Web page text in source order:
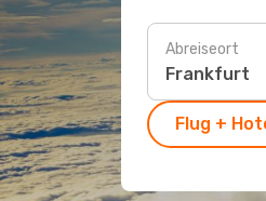
Abreiseort
Flug +